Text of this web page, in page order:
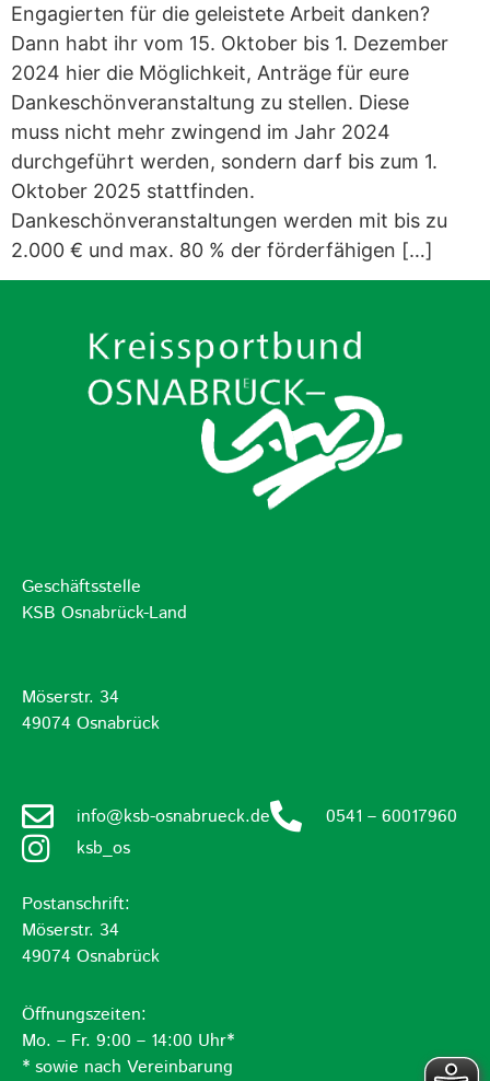
Engagierten für die geleistete Arbeit danken?
Dann habt ihr vom 15. Oktober bis 1. Dezember
2024 hier die Möglichkeit, Anträge für eure
Dankeschönveranstaltung zu stellen. Diese
muss nicht mehr zwingend im Jahr 2024
durchgeführt werden, sondern darf bis zum 1.
Oktober 2025 stattfinden.
Dankeschönveranstaltungen werden mit bis zu
2.000 € und max. 80 % der förderfähigen […]
Geschäftsstelle
KSB Osnabrück-Land
Möserstr. 34
49074 Osnabrück
info@ksb-osnabrueck.de
0541 – 60017960
ksb_os
Postanschrift:
Möserstr. 34
49074 Osnabrück
Öffnungszeiten:
Mo. – Fr. 9:00 – 14:00 Uhr*
* sowie nach Vereinbarung